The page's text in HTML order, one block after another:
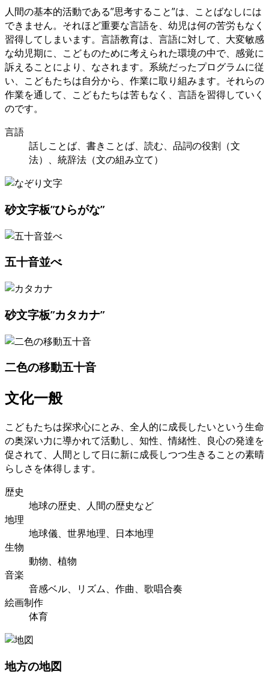
人間の基本的活動である”思考すること”は、ことばなしには
できません。それほど重要な言語を、幼児は何の苦労もなく
習得してしまいます。言語教育は、言語に対して、大変敏感
な幼児期に、こどものために考えられた環境の中で、感覚に
訴えることにより、なされます。系統だったプログラムに従
い、こどもたちは自分から、作業に取り組みます。それらの
作業を通して、こどもたちは苦もなく、言語を習得していく
のです。
言語
話しことば、書きことば、読む、品詞の役割（文
法）、統辞法（文の組み立て）
砂文字板”ひらがな”
五十音並べ
砂文字板”カタカナ”
二色の移動五十音
文化一般
こどもたちは探求心にとみ、全人的に成長したいという生命
の奥深い力に導かれて活動し、知性、情緒性、良心の発達を
促されて、人間として日に新に成長しつつ生きることの素晴
らしさを体得します。
歴史
地球の歴史、人間の歴史など
地理
地球儀、世界地理、日本地理
生物
動物、植物
音楽
音感ベル、リズム、作曲、歌唱合奏
絵画制作
体育
地方の地図